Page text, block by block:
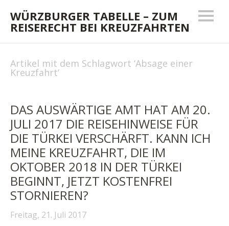
WÜRZBURGER TABELLE – ZUM
REISERECHT BEI KREUZFAHRTEN
Artikel mit dem Schlagwort ‘Absage einer
Kreuzfahrt’
DAS AUSWÄRTIGE AMT HAT AM 20.
JULI 2017 DIE REISEHINWEISE FÜR
DIE TÜRKEI VERSCHÄRFT. KANN ICH
MEINE KREUZFAHRT, DIE IM
OKTOBER 2018 IN DER TÜRKEI
BEGINNT, JETZT KOSTENFREI
STORNIEREN?
Freitag, 21. Juli 2017